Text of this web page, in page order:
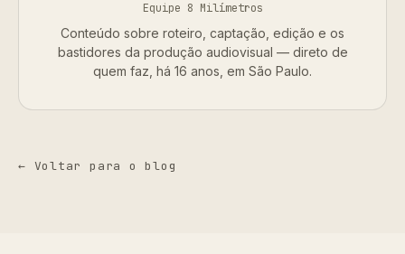
Equipe 8 Milímetros
Conteúdo sobre roteiro, captação, edição e os
bastidores da produção audiovisual — direto de
quem faz, há 16 anos, em São Paulo.
← Voltar para o blog